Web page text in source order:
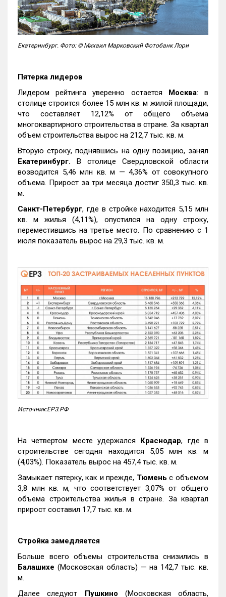
Екатеринбург. Фото: © Михаил Марковский Фотобанк Лори
Пятерка лидеров
Лидером рейтинга уверенно остается Москва: в
столице строится более 15 млн кв. м жилой площади,
что составляет 12,12% от общего объема
многоквартирного строительства в стране. За квартал
объем строительства вырос на 212,7 тыс. кв. м.
Вторую строку, поднявшись на одну позицию, занял
Екатеринбург. В столице Свердловской области
возводится 5,46 млн кв. м — 4,36% от совокупного
объема. Прирост за три месяца достиг 350,3 тыс. кв.
м.
Санкт-Петербург, где в стройке находится 5,15 млн
кв. м жилья (4,11%), опустился на одну строку,
переместившись на третье место. По сравнению с 1
июля показатель вырос на 29,3 тыс. кв. м.
Источник:ЕРЗ.РФ
На четвертом месте удержался Краснодар, где в
строительстве сегодня находится 5,05 млн кв. м
(4,03%). Показатель вырос на 457,4 тыс. кв. м.
Замыкает пятерку, как и прежде, Тюмень с объемом
3,8 млн кв. м, что соответствует 3,07% от общего
объема строительства жилья в стране. За квартал
прирост составил 17,7 тыс. кв. м.
Стройка замедляется
Больше всего объемы строительства снизились в
Балашихе (Московская область) — на 142,7 тыс. кв.
м.
Далее следуют Пушкино (Московская область,